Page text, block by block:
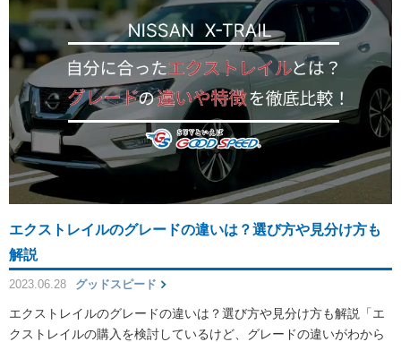
エクストレイルのグレードの違いは？選び方や見分け方も
解説
2023.06.28 グッドスピード
エクストレイルのグレードの違いは？選び方や見分け方も解説「エ
クストレイルの購入を検討しているけど、グレードの違いがわから